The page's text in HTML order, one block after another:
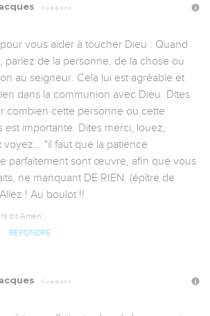
Il y a 6 ans
vous aider à toucher Dieu : Quand
parlez de la personne, de la chose ou
au seigneur. Cela lui est agréable et
dans la communion avec Dieu. Dites
combien cette personne ou cette
est importante. Dites merci, louez,
voyez... "il faut que la patience
parfaitement sont œuvre, afin que vous
ne manquant DE RIEN. (épître de
! Au boulot !!
dit Amen
RÉPONDRE
Il y a 6 ans